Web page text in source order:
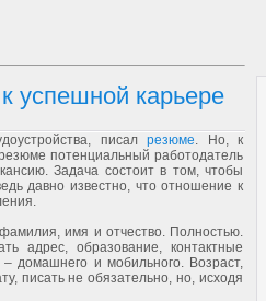
успешной карьере
писалрезюме. Но, к
потенциальный работодатель
Задача состоит в том, чтобы
давно известно, что отношение к
имя и отчество. Полностью.
адрес, образование, контактные
домашнего и мобильного. Возраст,
писать не обязательно, но, исходя